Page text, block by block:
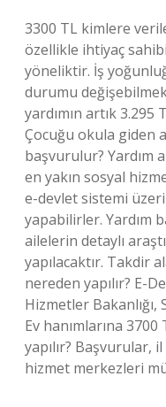
3300 TL kimlere
özellikle ihtiyaç
yöneliktir. İş
durumu
yardımın artık 3.295
Çocuğu okula giden
başvurulur? Yardım
en yakın sosyal
e-devlet sistemi
yapabilirler. Yardım
ailelerin detaylı
yapılacaktır. Takdir
nereden yapılır? E-
Hizmetler Bakanlığı,
Ev hanımlarına
yapılır? Başvurular,
hizmet merkezleri